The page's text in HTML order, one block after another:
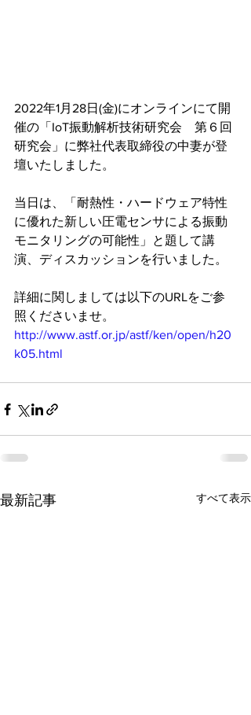
2022年1月28日(金)にオンラインにて開
催の「IoT振動解析技術研究会　第６回
研究会」に弊社代表取締役の中妻が登
壇いたしました。
当日は、「耐熱性・ハードウェア特性
に優れた新しい圧電センサによる振動
モニタリングの可能性」と題して講
演、ディスカッションを行いました。
詳細に関しましては以下のURLをご参
照くださいませ。
http://www.astf.or.jp/astf/ken/open/h20
k05.html
最新記事 すべて表示